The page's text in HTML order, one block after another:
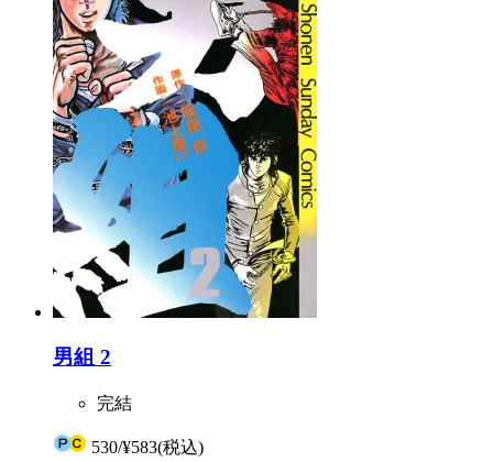
男組 2
完結
530/¥583(税込)